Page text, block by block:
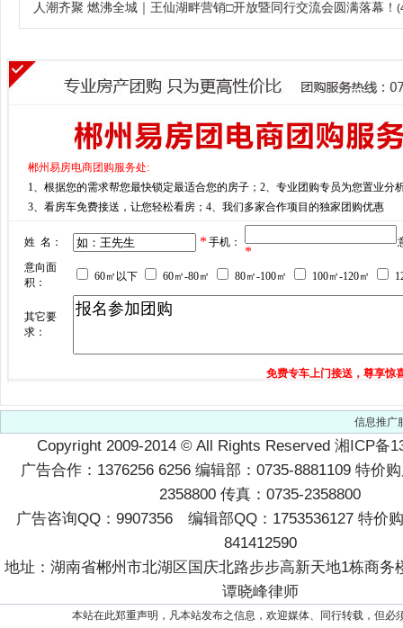
人潮齐聚 燃沸全城｜王仙湖畔营销□开放暨同行交流会圆满落幕！
信息推广
Copyright 2009-2014 ©All Rights Reserved 湘ICP备
广告合作：1376256 6256 编辑部：0735-8881109 特价
2358800 传真：0735-2358800
广告咨询QQ：9907356 编辑部QQ：1753536127 特价
841412590
地址：湖南省郴州市北湖区国庆北路步步高新天地1栋商务
谭晓峰律师
本站在此郑重声明，凡本站发布之信息，欢迎媒体、同行转载，但